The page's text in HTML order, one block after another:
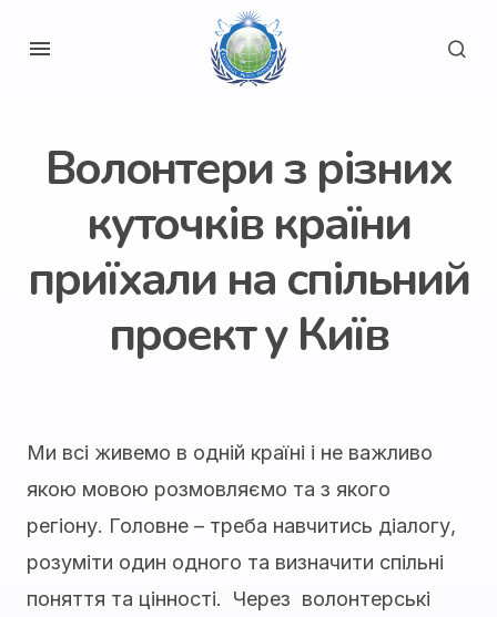
Волонтери з різних
куточків країни
приїхали на спільний
проект у Київ
Ми всі живемо в одній країні і не важливо
якою мовою розмовляємо та з якого
регіону. Головне – треба навчитись діалогу,
розуміти один одного та визначити спільні
поняття та цінності. Через волонтерські